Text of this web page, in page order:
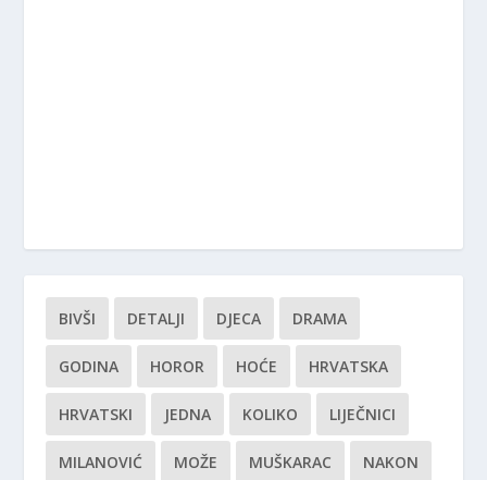
BIVŠI DETALJI DJECA DRAMA
GODINA HOROR HOĆE HRVATSKA
HRVATSKI JEDNA KOLIKO LIJEČNICI
MILANOVIĆ MOŽE MUŠKARAC NAKON